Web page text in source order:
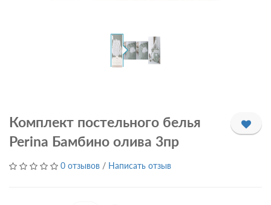
Комплект постельного белья
Perina Бамбино олива 3пр
0 отзывов / Написать отзыв